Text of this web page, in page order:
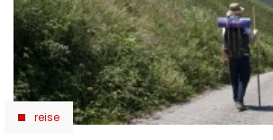
reise